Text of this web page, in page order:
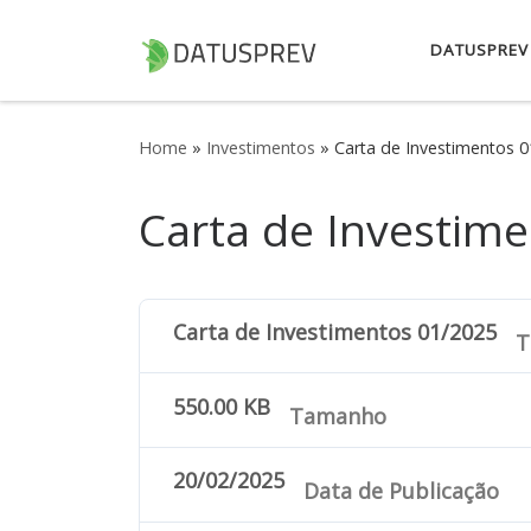
Skip to content
DATUSPREV
Home » Investimentos » Carta de Investimentos
Carta de
Carta de Investimentos 01/2025
550.00 KB Tamanho
20/02/2025 Data de Publicação